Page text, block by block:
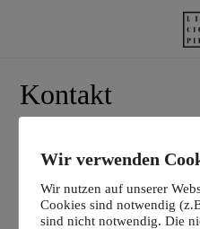
Kontakt
Professional Hair- &
61137 Schöneck
Wir verwenden
Wir nutzen auf unserer
Cookies sind notwendig
sind nicht notwendig. Die